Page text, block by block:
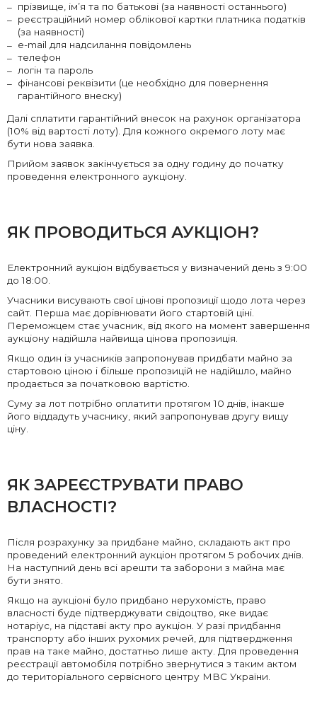
прізвище, ім’я та по батькові (за наявності останнього)
реєстраційний номер облікової картки платника податків
(за наявності)
e-mail для надсилання повідомлень
телефон
логін та пароль
фінансові реквізити (це необхідно для повернення
гарантійного внеску)
Далі сплатити гарантійний внесок на рахунок організатора
(10% від вартості лоту). Для кожного окремого лоту має
бути нова заявка.
Прийом заявок закінчується за одну годину до початку
проведення електронного аукціону.
ЯК ПРОВОДИТЬСЯ АУКЦІОН?
Електронний аукціон відбувається у визначений день з 9:00
до 18:00.
Учасники висувають свої цінові пропозиції щодо лота через
сайт. Перша має дорівнювати його стартовій ціні.
Переможцем стає учасник, від якого на момент завершення
аукціону надійшла найвища цінова пропозиція.
Якщо один із учасників запропонував придбати майно за
стартовою ціною і більше пропозицій не надійшло, майно
продається за початковою вартістю.
Суму за лот потрібно оплатити протягом 10 днів, інакше
його віддадуть учаснику, який запропонував другу вищу
ціну.
ЯК ЗАРЕЄСТРУВАТИ ПРАВО
ВЛАСНОСТІ?
Після розрахунку за придбане майно, складають акт про
проведений електронний аукціон протягом 5 робочих днів.
На наступний день всі арешти та заборони з майна має
бути знято.
Якщо на аукціоні було придбано нерухомість, право
власності буде підтверджувати свідоцтво, яке видає
нотаріус, на підставі акту про аукціон. У разі придбання
транспорту або інших рухомих речей, для підтвердження
прав на таке майно, достатньо лише акту. Для проведення
реєстрації автомобіля потрібно звернутися з таким актом
до територіального сервісного центру МВС України.